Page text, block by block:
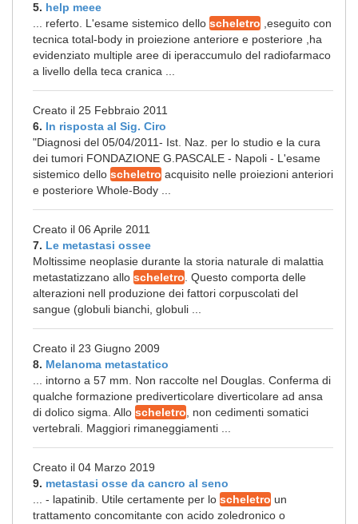
5. help meee
... referto. L'esame sistemico dello scheletro ,eseguito con
tecnica total-body in proiezione anteriore e posteriore ,ha
evidenziato multiple aree di iperaccumulo del radiofarmaco
a livello della teca cranica ...
Creato il 25 Febbraio 2011
6. In risposta al Sig. Ciro
"Diagnosi del 05/04/2011- Ist. Naz. per lo studio e la cura
dei tumori FONDAZIONE G.PASCALE - Napoli - L'esame
sistemico dello scheletro acquisito nelle proiezioni anteriori
e posteriore Whole-Body ...
Creato il 06 Aprile 2011
7. Le metastasi ossee
Moltissime neoplasie durante la storia naturale di malattia
metastatizzano allo scheletro . Questo comporta delle
alterazioni nell produzione dei fattori corpuscolati del
sangue (globuli bianchi, globuli ...
Creato il 23 Giugno 2009
8. Melanoma metastatico
... intorno a 57 mm. Non raccolte nel Douglas. Conferma di
qualche formazione prediverticolare diverticolare ad ansa
di dolico sigma. Allo scheletro , non cedimenti somatici
vertebrali. Maggiori rimaneggiamenti ...
Creato il 04 Marzo 2019
9. metastasi osse da cancro al seno
... - lapatinib. Utile certamente per lo scheletro un
trattamento concomitante con acido zoledronico o